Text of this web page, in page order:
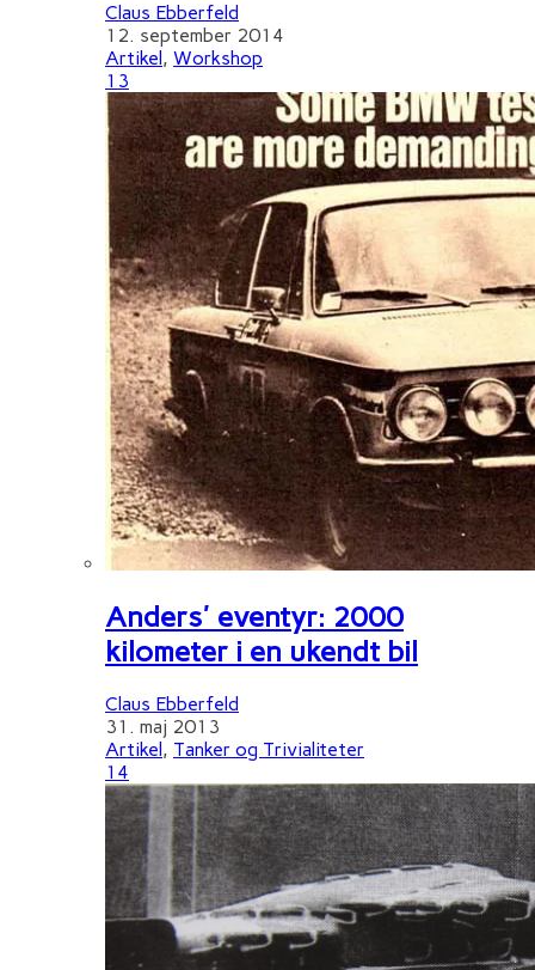
Claus Ebberfeld
12. september 2014
Artikel , Workshop
13
Anders' eventyr: 2000
kilometer i en ukendt bil
Claus Ebberfeld
31. maj 2013
Artikel , Tanker og Trivialiteter
14